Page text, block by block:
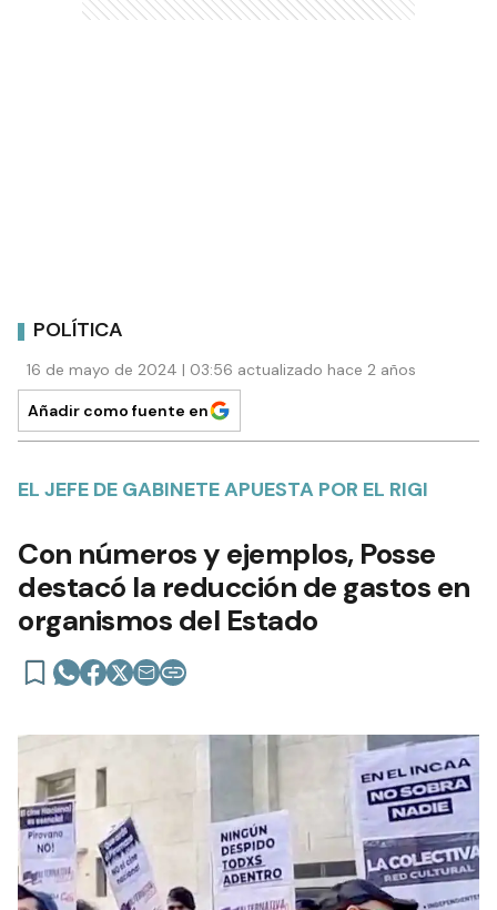
POLÍTICA
16 de mayo de 2024 | 03:56 actualizado hace 2 años
Añadir como fuente en
EL JEFE DE GABINETE APUESTA POR EL RIGI
Con números y ejemplos, Posse
destacó la reducción de gastos en
organismos del Estado